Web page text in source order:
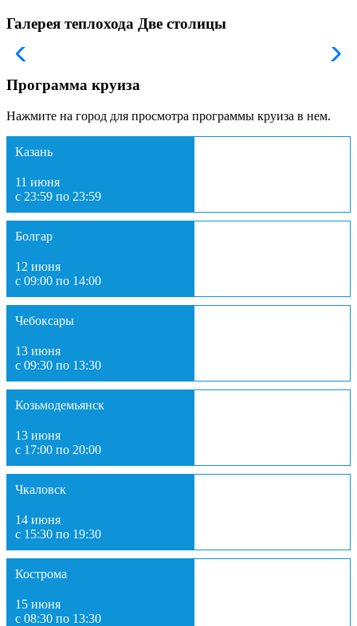
Галерея теплохода Две столицы
Программа круиза
Нажмите на город для просмотра программы круиза в нем.
Казань
11 июня
с 23:59 по 23:59
Болгар
12 июня
с 09:00 по 14:00
Чебоксары
13 июня
с 09:30 по 13:30
Козьмодемьянск
13 июня
с 17:00 по 20:00
Чкаловск
14 июня
с 15:30 по 19:30
Кострома
15 июня
с 08:30 по 13:30